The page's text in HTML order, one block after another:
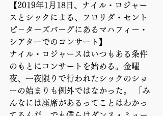
【2019年1月18日、ナイル・ロジャー
スとシックによる、フロリダ・セント
ピ－ターズバーグにあるマハフィー・
シアターでのコンサート】
ナイル・ロジャースはいつもある条件
のもとにコンサートを始める。金曜
夜、一夜限りで行われたシックのショ
ーの始まりも例外ではなかった。 「み
んなには座席があるってことはわかっ